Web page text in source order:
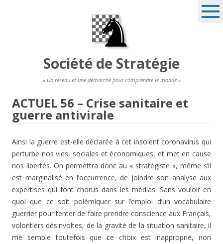
Société de Stratégie
« Un réseau et une démarche pour comprendre le monde »
ACTUEL 56 – Crise sanitaire et
guerre antivirale
Ainsi la guerre est-elle déclarée à cet insolent coronavirus qui
perturbe nos vies, sociales et économiques, et met en cause
nos libertés. On permettra donc au « stratégiste », même s’il
est marginalisé en l’occurrence, de joindre son analyse aux
expertises qui font chorus dans les médias. Sans vouloir en
quoi que ce soit polémiquer sur l’emploi d’un vocabulaire
guerrier pour tenter de faire prendre conscience aux Français,
volontiers désinvoltes, de la gravité de la situation sanitaire, il
me semble toutefois que ce choix est inapproprié, non